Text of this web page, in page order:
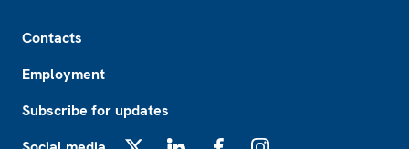
Contacts
Employment
Subscribe for updates